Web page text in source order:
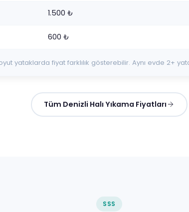
1.500 ₺
600 ₺
yataklarda fiyat farklılık gösterebilir. Aynı evde 2+
Tüm Denizli Halı Yıkama Fiyatları
SSS